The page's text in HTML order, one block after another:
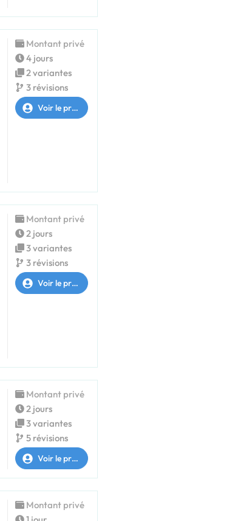
Montant privé
4 jours
2 variantes
3 révisions
Voir le profil
Montant privé
2 jours
3 variantes
3 révisions
Voir le profil
Montant privé
2 jours
3 variantes
5 révisions
Voir le profil
Montant privé